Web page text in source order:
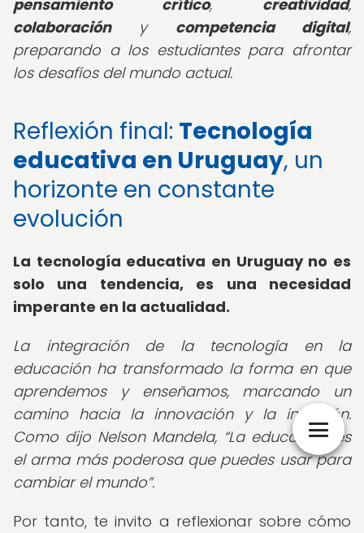
pensamiento crítico, creatividad,
colaboracióny competencia digital,
preparando a los estudiantes para afrontar
los desafíos del mundo actual.
Reflexión final: Tecnología
educativa en Uruguay, un
horizonte en constante
evolución
La tecnología educativa en Uruguay no es
solo una tendencia, es una necesidad
imperante en la actualidad.
La integración de la tecnología en la
educación ha transformado la forma en que
aprendemos y enseñamos, marcando un
camino hacia la innovación y la inclusión.
Como dijo Nelson Mandela, La educación es
el arma más poderosa que puedes usar para
cambiar el mundo .
Por tanto, te invito a reflexionar sobre cómo